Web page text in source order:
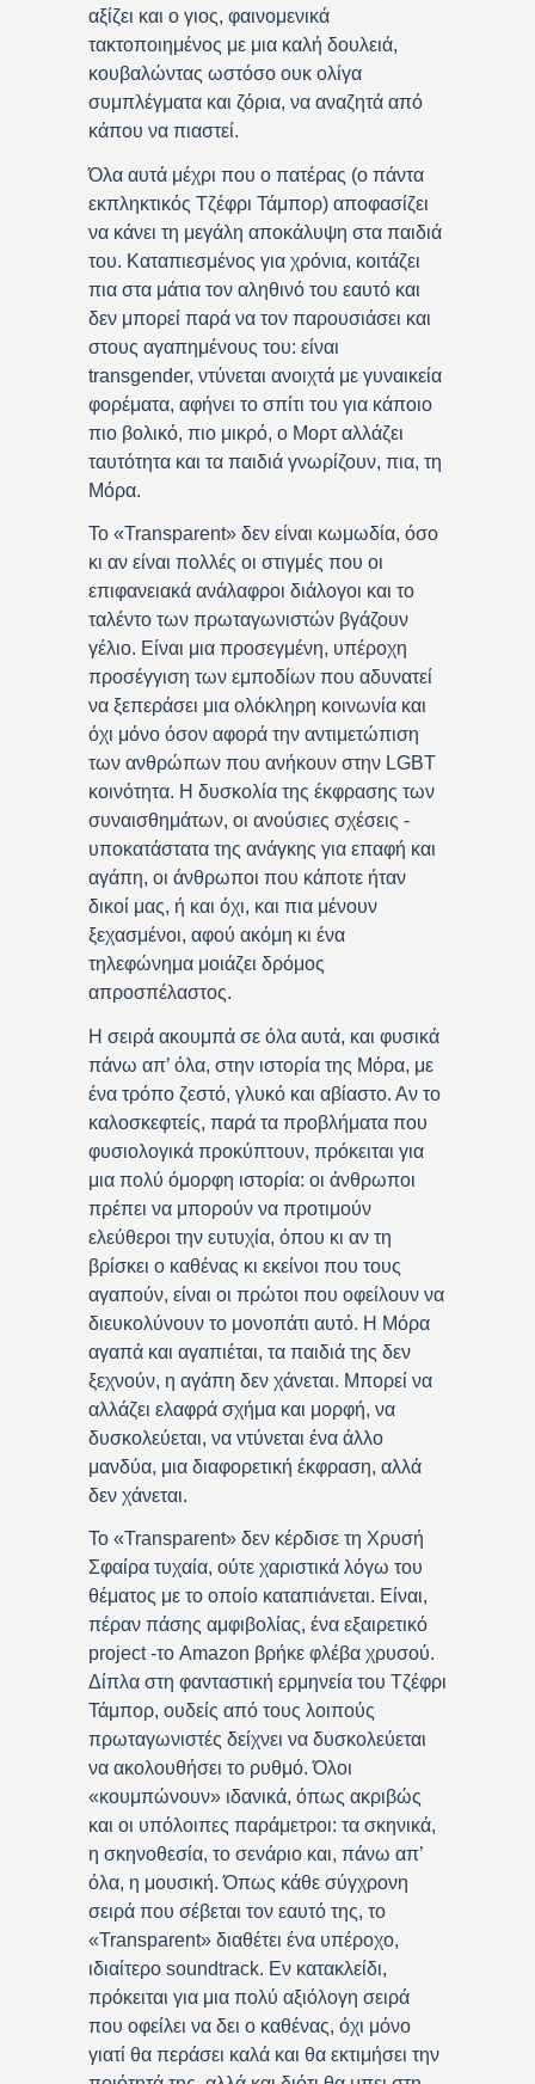
αξίζει και ο γιος, φαινομενικά
τακτοποιημένος με μια καλή δουλειά,
κουβαλώντας ωστόσο ουκ ολίγα
συμπλέγματα και ζόρια, να αναζητά από
κάπου να πιαστεί.
Όλα αυτά μέχρι που ο πατέρας (ο πάντα
εκπληκτικός Τζέφρι Τάμπορ) αποφασίζει
να κάνει τη μεγάλη αποκάλυψη στα παιδιά
του. Καταπιεσμένος για χρόνια, κοιτάζει
πια στα μάτια τον αληθινό του εαυτό και
δεν μπορεί παρά να τον παρουσιάσει και
στους αγαπημένους του: είναι
transgender, ντύνεται ανοιχτά με γυναικεία
φορέματα, αφήνει το σπίτι του για κάποιο
πιο βολικό, πιο μικρό, ο Μορτ αλλάζει
ταυτότητα και τα παιδιά γνωρίζουν, πια, τη
Μόρα.
Το «Transparent» δεν είναι κωμωδία, όσο
κι αν είναι πολλές οι στιγμές που οι
επιφανειακά ανάλαφροι διάλογοι και το
ταλέντο των πρωταγωνιστών βγάζουν
γέλιο. Είναι μια προσεγμένη, υπέροχη
προσέγγιση των εμποδίων που αδυνατεί
να ξεπεράσει μια ολόκληρη κοινωνία και
όχι μόνο όσον αφορά την αντιμετώπιση
των ανθρώπων που ανήκουν στην LGBT
κοινότητα. Η δυσκολία της έκφρασης των
συναισθημάτων, οι ανούσιες σχέσεις ­
υποκατάστατα της ανάγκης για επαφή και
αγάπη, οι άνθρωποι που κάποτε ήταν
δικοί μας, ή και όχι, και πια μένουν
ξεχασμένοι, αφού ακόμη κι ένα
τηλεφώνημα μοιάζει δρόμος
απροσπέλαστος.
Η σειρά ακουμπά σε όλα αυτά, και φυσικά
πάνω απ’ όλα, στην ιστορία της Μόρα, με
ένα τρόπο ζεστό, γλυκό και αβίαστο. Αν το
καλοσκεφτείς, παρά τα προβλήματα που
φυσιολογικά προκύπτουν, πρόκειται για
μια πολύ όμορφη ιστορία: οι άνθρωποι
πρέπει να μπορούν να προτιμούν
ελεύθεροι την ευτυχία, όπου κι αν τη
βρίσκει ο καθένας κι εκείνοι που τους
αγαπούν, είναι οι πρώτοι που οφείλουν να
διευκολύνουν το μονοπάτι αυτό. Η Μόρα
αγαπά και αγαπιέται, τα παιδιά της δεν
ξεχνούν, η αγάπη δεν χάνεται. Μπορεί να
αλλάζει ελαφρά σχήμα και μορφή, να
δυσκολεύεται, να ντύνεται ένα άλλο
μανδύα, μια διαφορετική έκφραση, αλλά
δεν χάνεται.
Το «Transparent» δεν κέρδισε τη Χρυσή
Σφαίρα τυχαία, ούτε χαριστικά λόγω του
θέματος με το οποίο καταπιάνεται. Είναι,
πέραν πάσης αμφιβολίας, ένα εξαιρετικό
project -το Amazon βρήκε φλέβα χρυσού.
Δίπλα στη φανταστική ερμηνεία του Τζέφρι
Τάμπορ, ουδείς από τους λοιπούς
πρωταγωνιστές δείχνει να δυσκολεύεται
να ακολουθήσει το ρυθμό. Όλοι
«κουμπώνουν» ιδανικά, όπως ακριβώς
και οι υπόλοιπες παράμετροι: τα σκηνικά,
η σκηνοθεσία, το σενάριο και, πάνω απ’
όλα, η μουσική. Όπως κάθε σύγχρονη
σειρά που σέβεται τον εαυτό της, το
«Transparent» διαθέτει ένα υπέροχο,
ιδιαίτερο soundtrack. Εν κατακλείδι,
πρόκειται για μια πολύ αξιόλογη σειρά
που οφείλει να δει ο καθένας, όχι μόνο
γιατί θα περάσει καλά και θα εκτιμήσει την